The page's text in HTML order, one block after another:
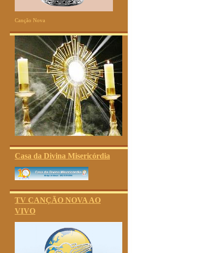
Canção Nova
Casa da Divina Misericórdia
TV CANÇÃO NOVA AO
VIVO